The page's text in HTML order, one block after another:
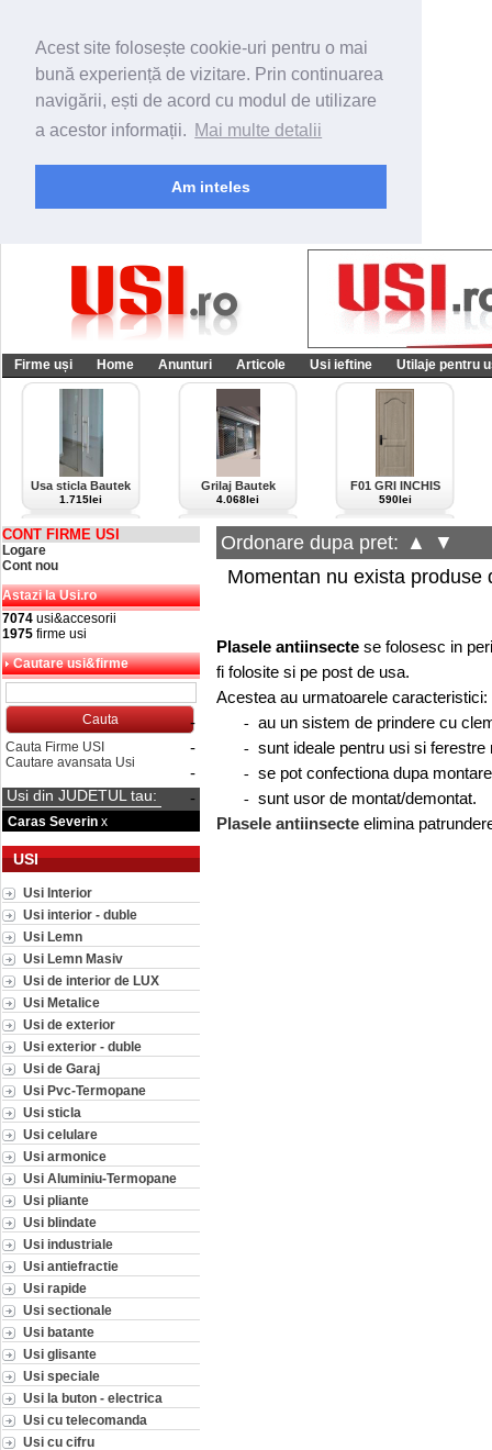
Acest site folosește cookie-uri pentru o mai
bună experiență de vizitare. Prin continuarea
navigării, ești de acord cu modul de utilizare
a acestor informații. Mai multe detalii
Am inteles
Firme uși Home Anunturi Articole Usi ieftine Utilaje pentru
Usa sticla Bautek
1.715lei
Grilaj Bautek
4.068lei
F01 GRI INCHIS
590lei
CONT FIRME USI
Logare
Cont nou
Astazi la Usi.ro
7074 usi&accesorii
1975 firme usi
Cautare usi&firme
Cauta Firme USI
Cautare avansata Usi
Usi din JUDETUL tau:
Caras Severin x
USI
Usi Interior
Usi interior - duble
Usi Lemn
Usi Lemn Masiv
Usi de interior de LUX
Usi Metalice
Usi de exterior
Usi exterior - duble
Usi de Garaj
Usi Pvc-Termopane
Usi sticla
Usi celulare
Usi armonice
Usi Aluminiu-Termopane
Usi pliante
Usi blindate
Usi industriale
Usi antiefractie
Usi rapide
Usi sectionale
Usi batante
Usi glisante
Usi speciale
Usi la buton - electrica
Usi cu telecomanda
Usi cu cifru
Ordonare dupa pret: ▲
▼
Momentan nu exista produse
Plasele antiinsecte se folosesc in
fi folosite si pe post de usa.
Acestea au urmatoarele caracteristici:
- - au un sistem de prindere cu
- - sunt ideale pentru usi si ferestre
- - se pot confectiona dupa
- - sunt usor de montat/demontat.
Plasele antiinsecte elimina